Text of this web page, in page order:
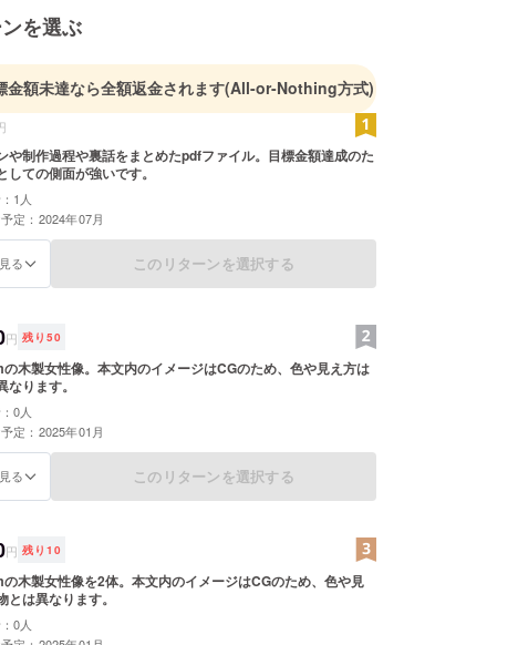
を選ぶ
金額未達なら全額返金されます(All-or-Nothing方式)
や制作過程や裏話をまとめたpdfファイル。目標金額達成のた
しての側面が強いです。
1人
定：2024年07月
る このリターンを選択する
円 残り 50
木製女性像。本文内のイメージはCGのため、色や見え方は
なります。
0人
定：2025年01月
る このリターンを選択する
円 残り 10
木製女性像を2体。本文内のイメージはCGのため、色や見
とは異なります。
0人